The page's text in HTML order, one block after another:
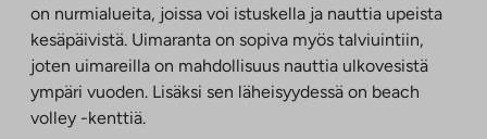
on nurmialueita, joissa voi istuskella ja nauttia upeista
kesäpäivistä. Uimaranta on sopiva myös talviuintiin,
joten uimareilla on mahdollisuus nauttia ulkovesistä
ympäri vuoden. Lisäksi sen läheisyydessä on beach
volley -kenttiä.